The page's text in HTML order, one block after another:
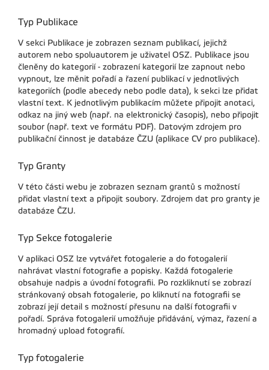
Typ Publikace
V sekci Publikace je zobrazen seznam publikací, jejichž
autorem nebo spoluautorem je uživatel OSZ. Publikace jsou
členěny do kategorií - zobrazení kategorií lze zapnout nebo
vypnout, lze měnit pořadí a řazení publikací v jednotlivých
kategoriích (podle abecedy nebo podle data), k sekci lze přidat
vlastní text. K jednotlivým publikacím můžete připojit anotaci,
odkaz na jiný web (např. na elektronický časopis), nebo připojit
soubor (např. text ve formátu PDF). Datovým zdrojem pro
publikační činnost je databáze ČZU (aplikace CV pro publikace).
Typ Granty
V této části webu je zobrazen seznam grantů s možností
přidat vlastní text a připojit soubory. Zdrojem dat pro granty je
databáze ČZU.
Typ Sekce fotogalerie
V aplikaci OSZ lze vytvářet fotogalerie a do fotogalerií
nahrávat vlastní fotografie a popisky. Každá fotogalerie
obsahuje nadpis a úvodní fotografii. Po rozkliknutí se zobrazí
stránkovaný obsah fotogalerie, po kliknutí na fotografii se
zobrazí její detail s možností přesunu na další fotografii v
pořadí. Správa fotogalerií umožňuje přidávání, výmaz, řazení a
hromadný upload fotografií.
Typ fotogalerie